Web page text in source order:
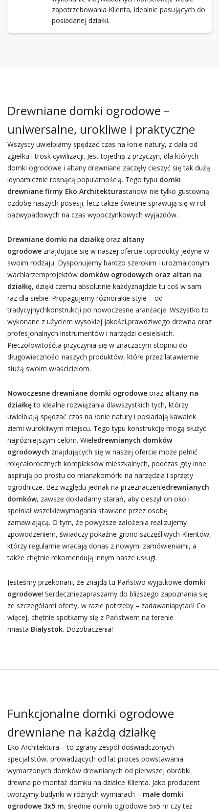
zapotrzebowania Klienta, idealnie pasujących do
posiadanej działki.
Drewniane domki ogrodowe –
uniwersalne, urokliwe i praktyczne
Wszyscy uwielbiamy spędzać czas na łonie natury, z dala od
zgiełku i trosk cywilizacji. Jest tojedną z przyczyn, dla których
domki ogrodowe i altany drewniane zaczęły cieszyć się tak dużą
idynamicznie rosnącą popularnością. Tego typu domki
drewniane firmy Eko Architekturastanowi nie tylko gustowną
ozdobę naszych posesji, lecz także świetnie sprawują się w roli
bazwypadowych na czas wypoczynkowych wyjazdów.
Drewniane domki na działkęoraz altany
ogrodoweznajdujące się w naszej ofercie toprodukty jedyne w
swoim rodzaju. Dysponujemy bardzo szerokim i urozmaiconym
wachlarzemprojektów domków ogrodowych oraz altan na
działkę, dzięki czemu absolutnie każdyznajdzie tu coś w sam
raz dla siebie. Propagujemy różnorakie style – od
tradycyjnychkonstrukcji po nowoczesne aranżacje. Wszystko to
wykonane z użyciem wysokiej jakości,prawdziwego drewna oraz
profesjonalnych instrumentów i narzędzi ciesielskich.
Pieczołowitośćta przyczynia się w znaczącym stopniu do
długowieczności naszych produktów, które przez latawiernie
służą swoim właścicielom.
Nowoczesne drewniane domki ogrodoweoraz altany na
działkęto idealne rozwiązania dlawszystkich tych, którzy
uwielbiają spędzać czas na łonie natury i posiadają kawałek
ziemi wurokliwym miejscu. Tego typu konstrukcję mogą służyć
najróżniejszym celom. Wieledrewnianych domków
ogrodowych znajdujących się w naszej ofercie może pełnić
rolęcałorocznych kompleksów mieszkalnych, podczas gdy inne
aspirują po prostu do mianakomórki na narzędzia i sprzęty
ogrodnicze. Bez względu jednak na przeznaczeniedrewnianych
domków, zawsze dokładamy starań, aby cieszył on oko i
spełniał wszelkiewymagania stawiane przez osobę
zamawiającą. O tym, że powyższe założenia realizujemy
zpowodzeniem, świadczy pokaźne grono szczęśliwych Klientów,
którzy regularnie wracają donas z nowymi zamówieniami, a
także chętnie rekomendują innym nasze usługi.
Jesteśmy przekonani, że znajdą tu Państwo wyjątkowe domki
ogrodowe! Serdeczniezapraszamy do bliższego zapoznania się
ze szczegółami oferty, w razie potrzeby – zadawaniapytań! Co
więcej, chętnie spotkamy się z Państwem na terenie
miasta Białystok. Dozobaczenia!
Funkcjonalne domki ogrodowe
drewniane na każdą działkę
Eko Architektura – to zgrany zespół doświadczonych
specjalistów, prowadzących od lat proces powstawania
wymarzonych domków drewnianych od pierwszej obróbki
drewna po montaż domku na działce Klienta. Jako producent
tworzymy budynki w różnych wymiarach – małe domki
ogrodowe 3x5 m, średnie domki ogrodowe 5x5 m czy też